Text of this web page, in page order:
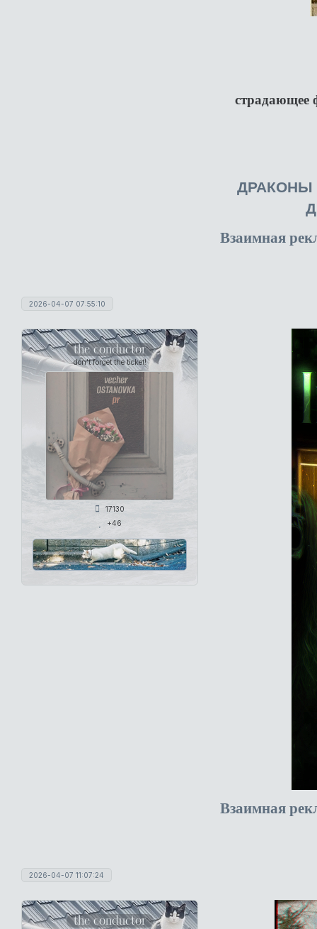
страдающее
ДРАКОНЫ
Взаимная
2026-04-07 07:55:10
the conductor
don't forget the ticket!
17130
+46
Взаимная
2026-04-07 11:07:24
the conductor